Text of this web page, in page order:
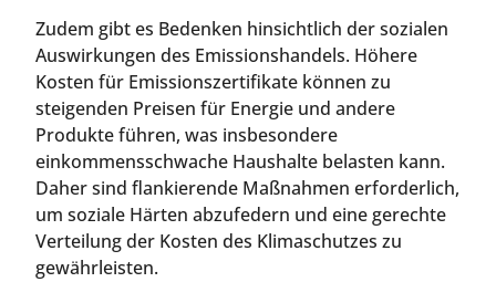
Zudem gibt es Bedenken hinsichtlich der sozialen
Auswirkungen des Emissionshandels. Höhere
Kosten für Emissionszertifikate können zu
steigenden Preisen für Energie und andere
Produkte führen, was insbesondere
einkommensschwache Haushalte belasten kann.
Daher sind flankierende Maßnahmen erforderlich,
um soziale Härten abzufedern und eine gerechte
Verteilung der Kosten des Klimaschutzes zu
gewährleisten.